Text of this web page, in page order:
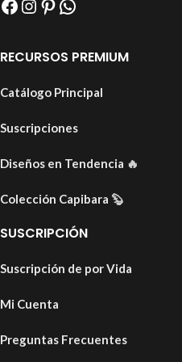
RECURSOS PREMIUM
Catálogo Principal
Suscripciones
Diseños en Tendencia 🔥
Colección Capibara 🦫
SUSCRIPCIÓN
Suscripción de por Vida
Mi Cuenta
Preguntas Frecuentes